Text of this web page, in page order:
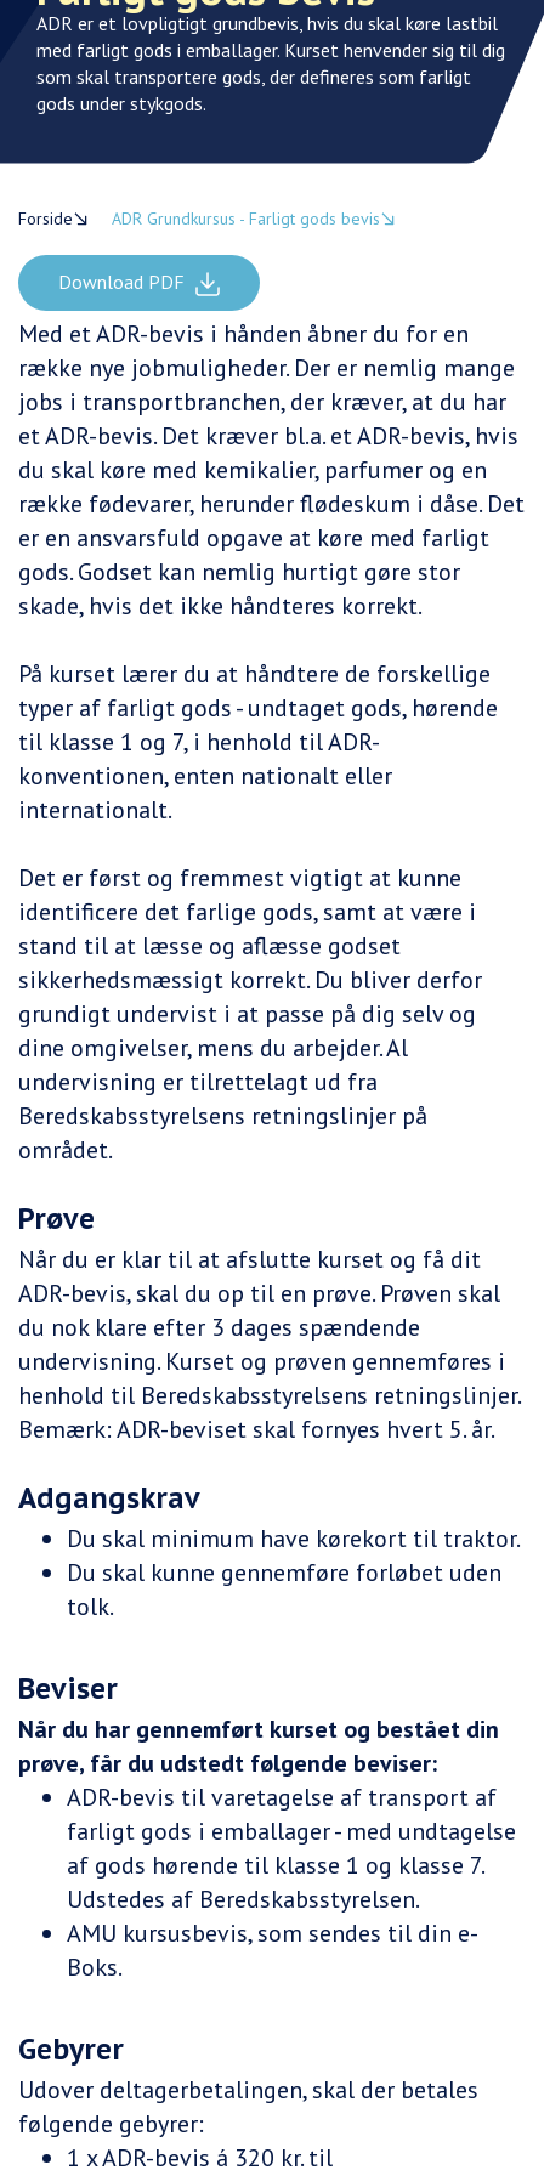
ADR er et lovpligtigt grundbevis, hvis du skal køre lastbil
med farligt gods i emballager. Kurset henvender sig til dig
som skal transportere gods, der defineres som farligt
gods under stykgods.
Forside ADR Grundkursus - Farligt gods bevis
Download PDF
Med et ADR-bevis i hånden åbner du for en
række nye jobmuligheder. Der er nemlig mange
jobs i transportbranchen, der kræver, at du har
et ADR-bevis. Det kræver bl.a. et ADR-bevis, hvis
du skal køre med kemikalier, parfumer og en
række fødevarer, herunder flødeskum i dåse. Det
er en ansvarsfuld opgave at køre med farligt
gods. Godset kan nemlig hurtigt gøre stor
skade, hvis det ikke håndteres korrekt.
På kurset lærer du at håndtere de forskellige
typer af farligt gods - undtaget gods, hørende
til klasse 1 og 7, i henhold til ADR-
konventionen, enten nationalt eller
internationalt.
Det er først og fremmest vigtigt at kunne
identificere det farlige gods, samt at være i
stand til at læsse og aflæsse godset
sikkerhedsmæssigt korrekt. Du bliver derfor
grundigt undervist i at passe på dig selv og
dine omgivelser, mens du arbejder. Al
undervisning er tilrettelagt ud fra
Beredskabsstyrelsens retningslinjer på
området.
Prøve
Når du er klar til at afslutte kurset og få dit
ADR-bevis, skal du op til en prøve. Prøven skal
du nok klare efter 3 dages spændende
undervisning. Kurset og prøven gennemføres i
henhold til Beredskabsstyrelsens retningslinjer.
Bemærk: ADR-beviset skal fornyes hvert 5. år.
Adgangskrav
Du skal minimum have kørekort til traktor.
Du skal kunne gennemføre forløbet uden
tolk.
Beviser
Når du har gennemført kurset og bestået din
prøve, får du udstedt følgende beviser:
ADR-bevis til varetagelse af transport af
farligt gods i emballager - med undtagelse
af gods hørende til klasse 1 og klasse 7.
Udstedes af Beredskabsstyrelsen.
AMU kursusbevis, som sendes til din e-
Boks.
Gebyrer
Udover deltagerbetalingen, skal der betales
følgende gebyrer:
1 x ADR-bevis á 320 kr. til